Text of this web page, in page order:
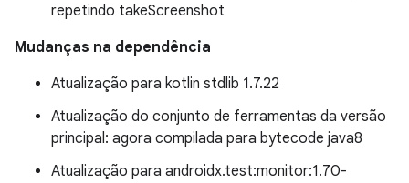
repetindo takeScreenshot
Mudanças na dependência
Atualização para kotlin stdlib 1.7.22
Atualização do conjunto de ferramentas da versão
principal: agora compilada para bytecode java8
Atualização para androidx.test:monitor:1.70-